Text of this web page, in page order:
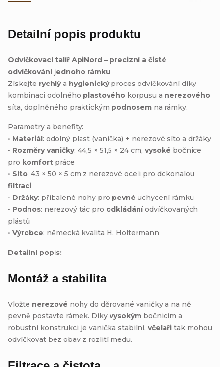
Detailní popis produktu
Odvíčkovací talíř ApiNord – precizní a čisté
odvíčkování jednoho rámku
Získejte rychlýa hygienickýproces odvíčkování díky
kombinaci odolného plastového korpusu a nerezového
síta, doplněného praktickým podnosem na rámky.
Parametry a benefity:
• Materiál: odolný plast (vanička) + nerezové síto a držáky
• Rozměry vaničky: 44,5 × 51,5 × 24 cm, vysoké bočnice
pro komfort práce
• Síto: 43 × 50 × 5 cm z nerezové oceli pro dokonalou
filtraci
• Držáky: přibalené nohy pro pevné uchycení rámku
• Podnos: nerezový tác pro odkládáníodvíčkovaných
plástů
• Výrobce: německá kvalita H. Holtermann
Detailní popis:
Montáž a stabilita
Vložte nerezové nohy do děrované vaničky a na ně
pevně postavte rámek. Díky vysokým bočnicím a
robustní konstrukci je vanička stabilní, včelaři tak mohou
odvíčkovat bez obav z rozlití medu.